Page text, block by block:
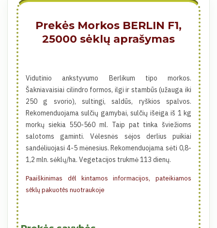
Prekės Morkos BERLIN F1,
25000 sėklų aprašymas
Vidutinio ankstyvumo Berlikum tipo morkos.
Šakniavaisiai cilindro formos, ilgi ir stambūs (užauga iki
250 g svorio), sultingi, saldūs, ryškios spalvos.
Rekomenduojama sulčių gamybai, sulčių išeiga iš 1 kg
morkų siekia 550-560 ml. Taip pat tinka šviežioms
salotoms gaminti. Vėlesnės sėjos derlius puikiai
sandėliuojasi 4-5 mėnesius. Rekomenduojama sėti 0,8-
1,2 mln. sėklų/ha. Vegetacijos trukmė 113 dienų.
Paaiškinimas dėl kintamos informacijos, pateikiamos
sėklų pakuotės nuotraukoje